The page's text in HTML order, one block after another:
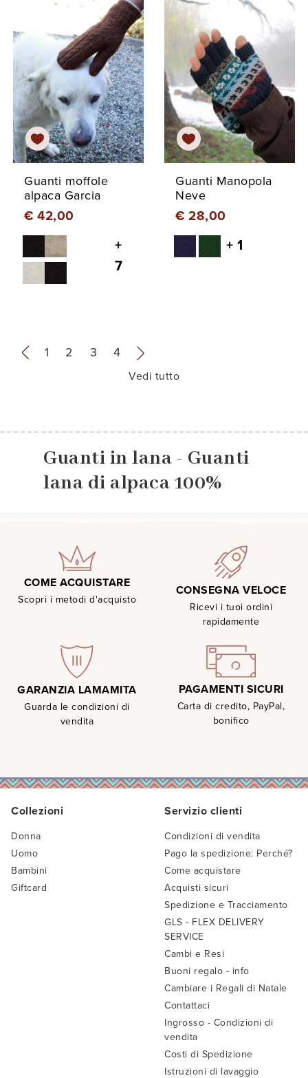
Guanti moffole
alpaca Garcia
€ 42,00
+
7
Guanti Manopola
Neve
€ 28,00
+ 1
« 1 2 3 4 »
Vedi tutto
Guanti in lana - Guanti
lana di alpaca 100%
COME ACQUISTARE
Scopri i metodi d'acquisto
CONSEGNA VELOCE
Ricevi i tuoi ordini
rapidamente
GARANZIA LAMAMITA
Guarda le condizioni di
vendita
PAGAMENTI SICURI
Carta di credito, PayPal,
bonifico
Collezioni
Donna
Uomo
Bambini
Giftcard
Servizio clienti
Condizioni di vendita
Pago la spedizione: Perché?
Come acquistare
Acquisti sicuri
Spedizione e Tracciamento
GLS - FLEX DELIVERY
SERVICE
Cambi e Resi
Buoni regalo - info
Cambiare i Regali di Natale
Contattaci
Ingrosso - Condizioni di
vendita
Costi di Spedizione
Istruzioni di lavaggio